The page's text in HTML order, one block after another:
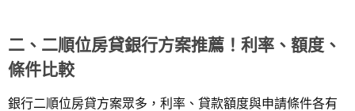
二、二順位房貸銀行方案推薦！利率、額度、
條件比較
銀行二順位房貸方案眾多，利率、貸款額度與申請條件各有